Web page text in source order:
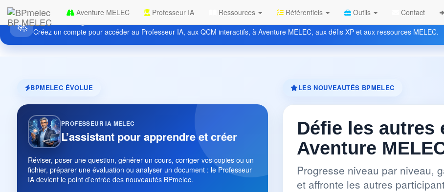
BP MELEC
Aventure MELEC Professeur IA Ressources Référentiels Outils Contact
🚀 Découvrez gratuitement BPmelec
Créez un compte pour accéder au Professeur IA, aux QCM interactifs, à Aventure MELEC, aux défis XP et aux ressources MELEC.
BPMELEC ÉVOLUE
PROFESSEUR IA MELEC
L’assistant pour apprendre et créer
Réviser, poser une question, générer un cours, corriger vos copies ou un
fichier, préparer une évaluation ou analyser un document : le Professeur
IA devient le point d’entrée des nouveautés BPmelec.
LES NOUVEAUTÉS BPMELEC
Défie les autres
Aventure
Progresse niveau par niveau,
et affronte les autres